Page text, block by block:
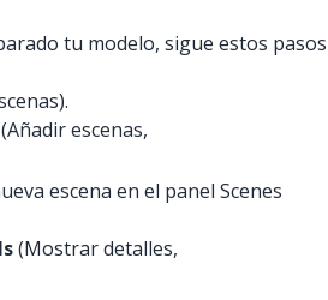
tu modelo, sigue estos pasos
(Añadir escenas,
escena en el panel Scenes
(Mostrar detalles,